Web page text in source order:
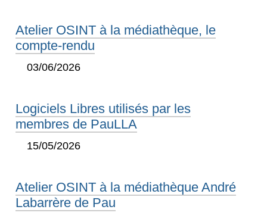
Atelier OSINT à la médiathèque, le
compte-rendu
03/06/2026
Logiciels Libres utilisés par les
membres de PauLLA
15/05/2026
Atelier OSINT à la médiathèque André
Labarrère de Pau